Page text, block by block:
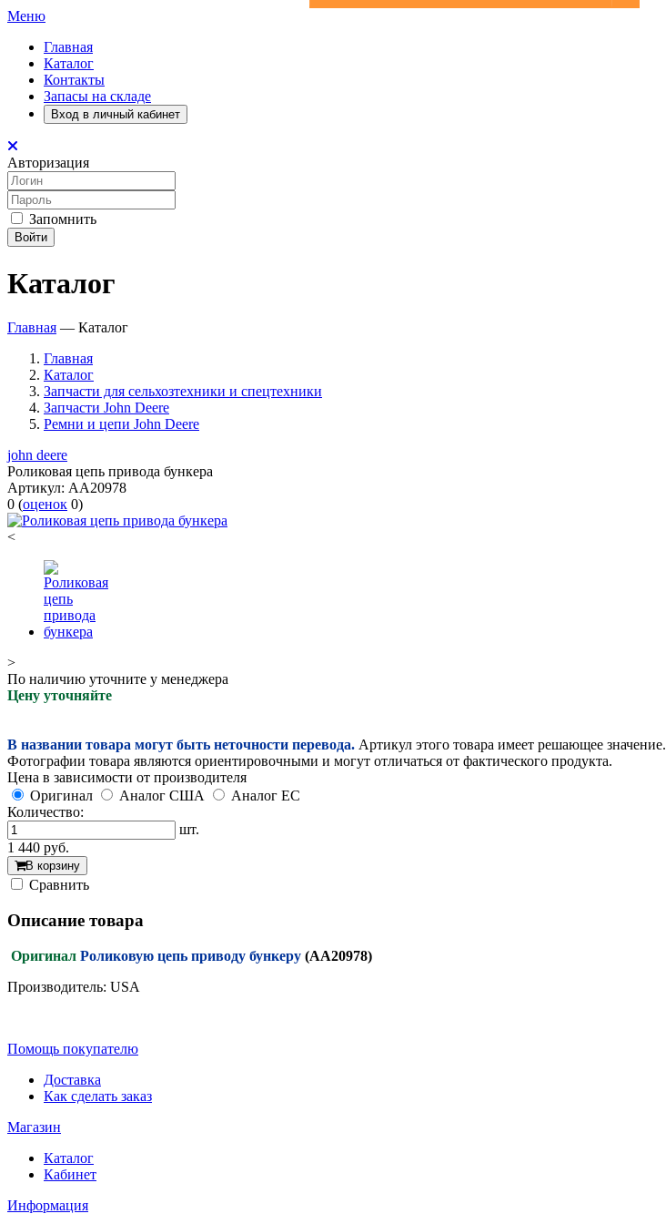
Меню
Главная
Каталог
Контакты
Запасы на складе
Вход в личный кабинет
Авторизация
Запомнить
Войти
Каталог
Главная — Каталог
Главная
Каталог
Запчасти для сельхозтехники и спецтехники
Запчасти John Deere
Ремни и цепи John Deere
john deere
Роликовая цепь привода бункера
Артикул: AA20978
0 (оценок 0)
<
>
По наличию уточните у менеджера
Цену уточняйте
В названии товара могут быть неточности перевода. Артикул этого товара имеет решающее значение.
Фотографии товара являются ориентировочными и могут отличаться от фактического продукта.
Цена в зависимости от производителя
Оригинал
Аналог США
Аналог ЕС
Количество:
шт.
1 440 руб.
В корзину
Cравнить
Описание товара
Оригинал Роликовую цепь приводу бункеру (AA20978)
Производитель: USA
Помощь покупателю
Доставка
Как сделать заказ
Магазин
Каталог
Кабинет
Информация